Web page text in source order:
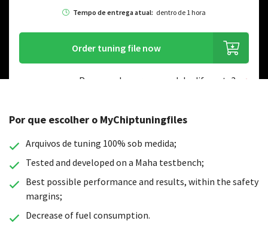
Tempo de entrega atual: dentro de 1 hora
Order tuning file now
Procurando por um modelo diferente?
Por que escolher o MyChiptuningfiles
Arquivos de tuning 100% sob medida;
Tested and developed on a Maha testbench;
Best possible performance and results, within the safety
margins;
Decrease of fuel consumption.